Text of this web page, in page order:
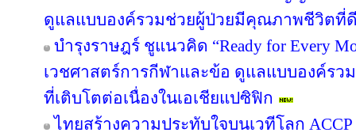
ดูแลแบบองค์รวมช่วยผู้ป่วยมีคุณภาพชีวิตที่
บำรุงราษฎร์ ชูแนวคิด “Ready for Every
เวชศาสตร์การกีฬาและข้อ ดูแลแบบองค์รว
ที่เติบโตต่อเนื่องในเอเชียแปซิฟิก
ไทยสร้างความประทับใจบนเวทีโลก ACCP